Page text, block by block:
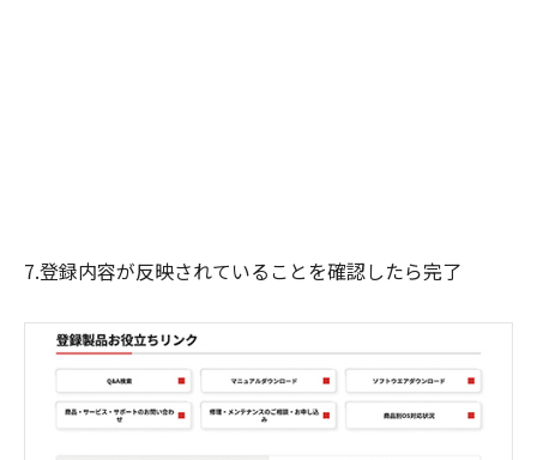
7.登録内容が反映されていることを確認したら完了